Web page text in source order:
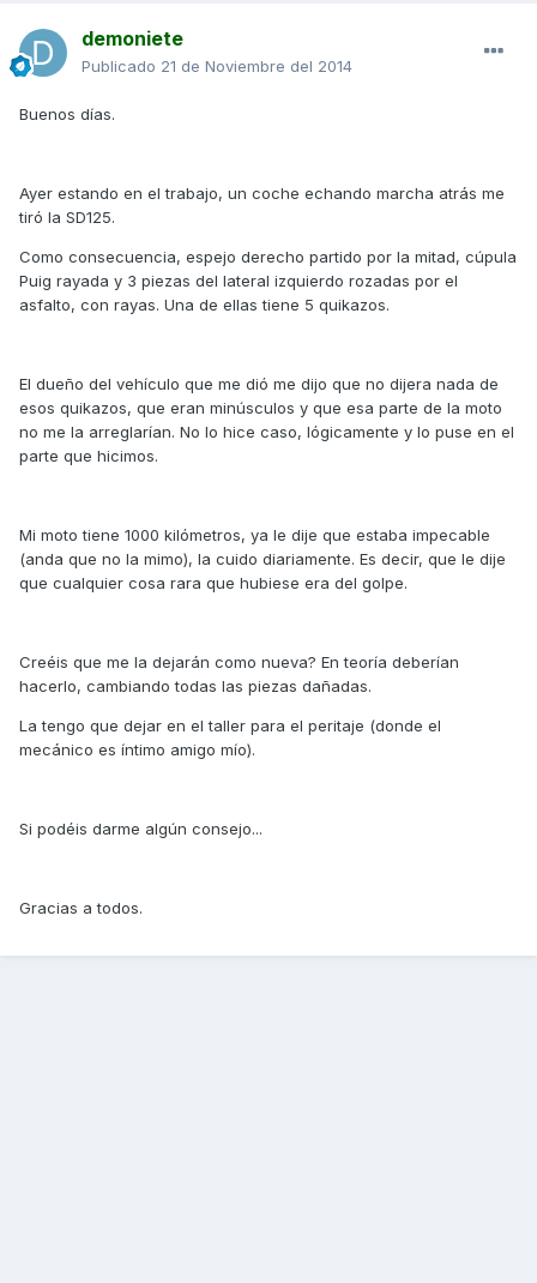
demoniete
Publicado 21 de Noviembre del 2014
Buenos días.
Ayer estando en el trabajo, un coche echando marcha atrás me
tiró la SD125.
Como consecuencia, espejo derecho partido por la mitad, cúpula
Puig rayada y 3 piezas del lateral izquierdo rozadas por el
asfalto, con rayas. Una de ellas tiene 5 quikazos.
El dueño del vehículo que me dió me dijo que no dijera nada de
esos quikazos, que eran minúsculos y que esa parte de la moto
no me la arreglarían. No lo hice caso, lógicamente y lo puse en el
parte que hicimos.
Mi moto tiene 1000 kilómetros, ya le dije que estaba impecable
(anda que no la mimo), la cuido diariamente. Es decir, que le dije
que cualquier cosa rara que hubiese era del golpe.
Creéis que me la dejarán como nueva? En teoría deberían
hacerlo, cambiando todas las piezas dañadas.
La tengo que dejar en el taller para el peritaje (donde el
mecánico es íntimo amigo mío).
Si podéis darme algún consejo...
Gracias a todos.